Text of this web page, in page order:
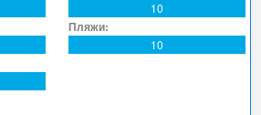
10
Пляжи:
10